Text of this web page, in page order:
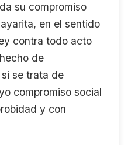
su compromiso
en el sentido
contra todo acto
de
se trata de
compromiso social
y con